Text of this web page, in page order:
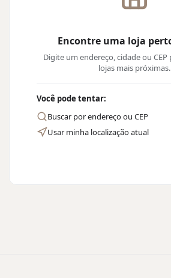
Encontre uma loja
Digite um endereço, cidade ou CEP
lojas mais próximas.
Você pode tentar:
Buscar por endereço ou CEP
Usar minha localização atual